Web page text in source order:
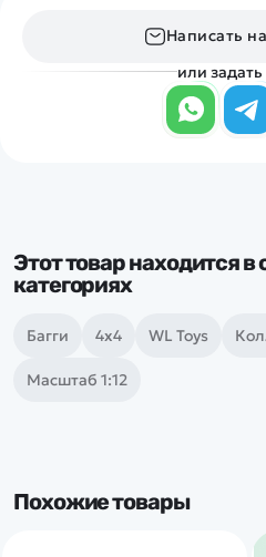
Написать
или
Этот товар находится
категориях
Багги 4х4 WL Toys
Масштаб 1:12
Похожие товары